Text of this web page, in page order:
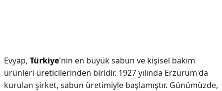
Evyap, Türkiye'nin en büyük sabun ve kişisel bakım
ürünleri üreticilerinden biridir. 1927 yılında Erzurum'da
kurulan şirket, sabun üretimiyle başlamıştır. Günümüzde,